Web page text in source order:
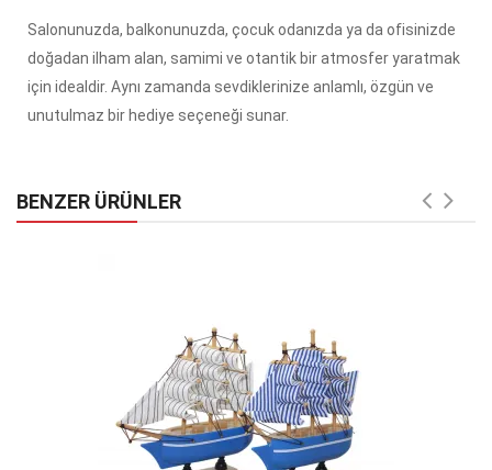
Salonunuzda, balkonunuzda, çocuk odanızda ya da ofisinizde
doğadan ilham alan, samimi ve otantik bir atmosfer yaratmak
için idealdir. Aynı zamanda sevdiklerinize anlamlı, özgün ve
unutulmaz bir hediye seçeneği sunar.
BENZER ÜRÜNLER